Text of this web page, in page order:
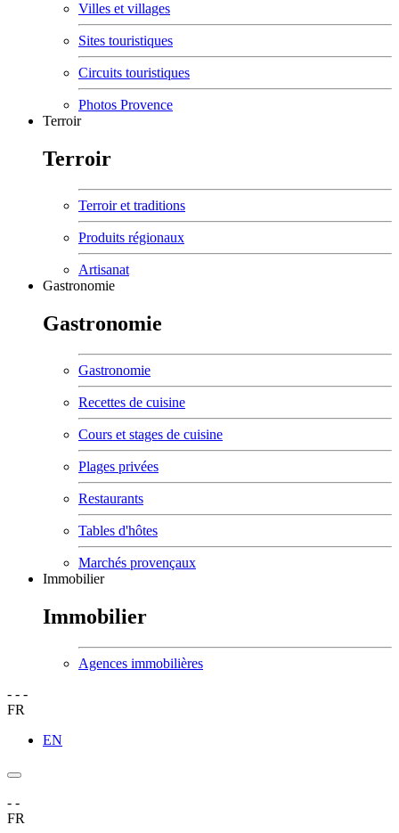
Villes et villages
Sites touristiques
Circuits touristiques
Photos Provence
Terroir
Terroir
Terroir et traditions
Produits régionaux
Artisanat
Gastronomie
Gastronomie
Gastronomie
Recettes de cuisine
Cours et stages de cuisine
Plages privées
Restaurants
Tables d'hôtes
Marchés provençaux
Immobilier
Immobilier
Agences immobilières
- - -
FR
EN
- -
FR